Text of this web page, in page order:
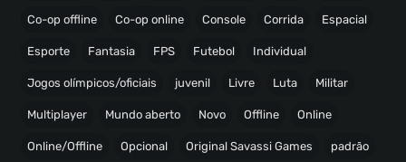
Co-op offline Co-op online Console Corrida Espacial
Esporte Fantasia FPS Futebol Individual
Jogos olímpicos/oficiais juvenil Livre Luta Militar
Multiplayer Mundo aberto Novo Offline Online
Online/Offline Opcional Original Savassi Games padrão